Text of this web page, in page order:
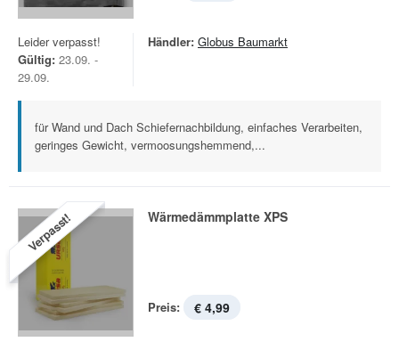
Leider verpasst!
Gültig: 23.09. -
29.09.
Händler: Globus Baumarkt
für Wand und Dach Schiefernachbildung, einfaches Verarbeiten,
geringes Gewicht, vermoosungshemmend,...
Verpasst! Wärmedämmplatte XPS
Preis: € 4,99